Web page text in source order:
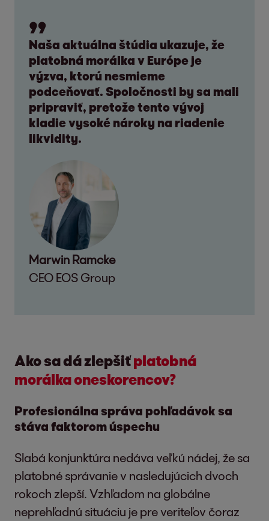
Naša aktuálna štúdia ukazuje, že
platobná morálka v Európe je
výzva, ktorú nesmieme
podceňovať. Spoločnosti by sa mali
pripraviť, pretože tento vývoj
kladie vysoké nároky na riadenie
likvidity.
Marwin Ramcke
CEO EOS Group
Ako sa dá zlepšiťplatobná
morálka oneskorencov?
Profesionálna správa pohľadávok sa
stáva faktorom úspechu
Slabá konjunktúra nedáva veľkú nádej, že sa
platobné správanie v nasledujúcich dvoch
rokoch zlepší. Vzhľadom na globálne
neprehľadnú situáciu je pre veriteľov čoraz